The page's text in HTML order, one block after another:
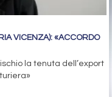
VICENZA): «ACCORDO
la tenuta dell’export